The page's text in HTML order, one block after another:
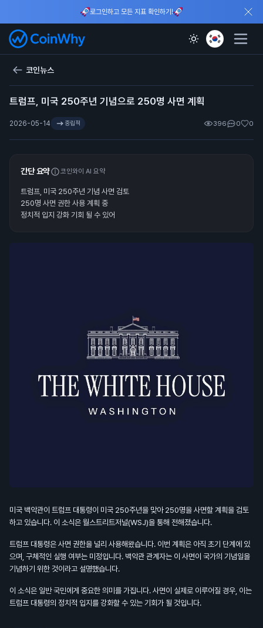
로그인하고 모든 지표 확인하기!
코인뉴스
트럼프, 미국 250주년 기념으로 250명 사면 계획
2026-05-14 중립적 396 0 0
간단 요약 코인와이 AI 요약
트럼프, 미국 250주년 기념 사면 검토
250명 사면 권한 사용 계획 중
정치적 입지 강화 기회 될 수 있어
미국 백악관이 트럼프 대통령이 미국 250주년을 맞아 250명을 사면할 계획을 검토
하고 있습니다. 이 소식은 월스트리트저널(WSJ)을 통해 전해졌습니다.
트럼프 대통령은 사면 권한을 널리 사용해왔습니다. 이번 계획은 아직 초기 단계에 있
으며, 구체적인 실행 여부는 미정입니다. 백악관 관계자는 이 사면이 국가의 기념일을
기념하기 위한 것이라고 설명했습니다.
이 소식은 일반 국민에게 중요한 의미를 가집니다. 사면이 실제로 이루어질 경우, 이는
트럼프 대통령의 정치적 입지를 강화할 수 있는 기회가 될 것입니다.